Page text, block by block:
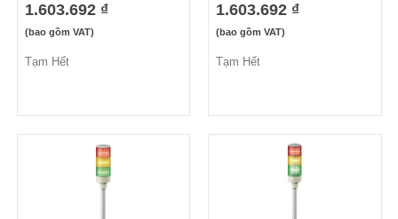
1.603.692 ₫
(bao gồm VAT)
Tạm Hết
1.603.692 ₫
(bao gồm VAT)
Tạm Hết